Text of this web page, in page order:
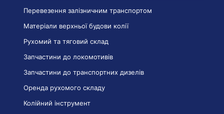
Перевезення залізничним транспортом
Матеріали верхньої будови колії
Рухомий та тяговий склад
Запчастини до локомотивів
Запчастини до транспортних дизелів
Оренда рухомого складу
Колійний інструмент